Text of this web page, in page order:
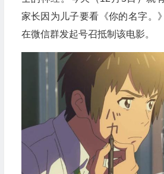
家长因为儿子要看《你的名字。
在微信群发起号召抵制该电影。